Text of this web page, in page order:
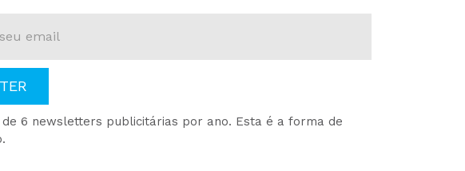
6 newsletters publicitárias por ano. Esta é a forma de